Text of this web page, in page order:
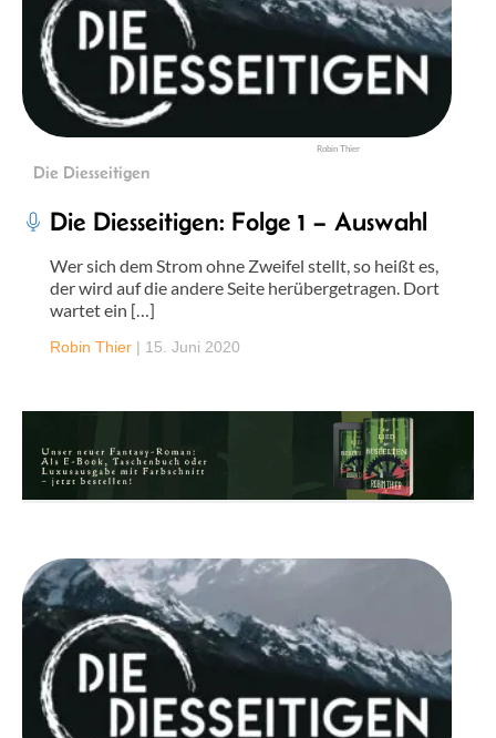
Robin Thier
Die Diesseitigen
Die Diesseitigen: Folge 1 – Auswahl
Wer sich dem Strom ohne Zweifel stellt, so heißt es,
der wird auf die andere Seite herübergetragen. Dort
wartet ein […]
Robin Thier | 15. Juni 2020